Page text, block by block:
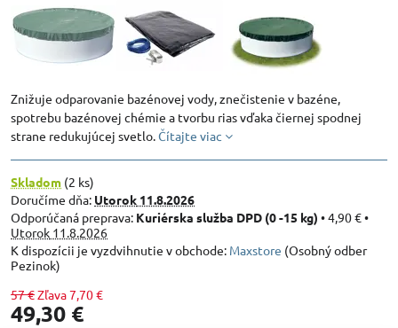
Znižuje odparovanie bazénovej vody, znečistenie v bazéne,
spotrebu bazénovej chémie a tvorbu rias vďaka čiernej spodnej
strane redukujúcej svetlo.Čítajte viac
Skladom (2 ks)
Doručíme dňa: Utorok 11.8.2026
Kuriérska služba DPD (0 -15 kg) •4,90 €•
Utorok 11.8.2026
Maxstore (Osobný odber
Pezinok)
57 €Zľava7,70 €
49,30 €